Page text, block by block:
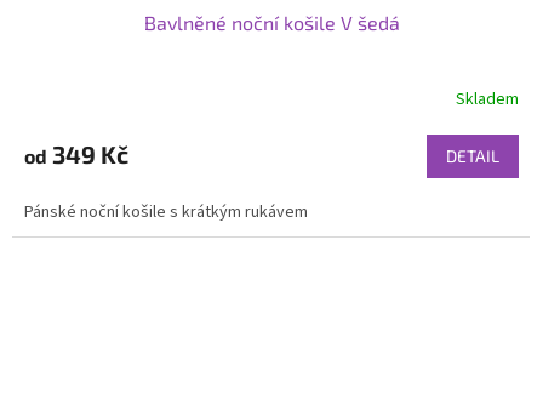
Bavlněné noční košile V šedá
Skladem
od 349 Kč DETAIL
Pánské noční košile s krátkým rukávem